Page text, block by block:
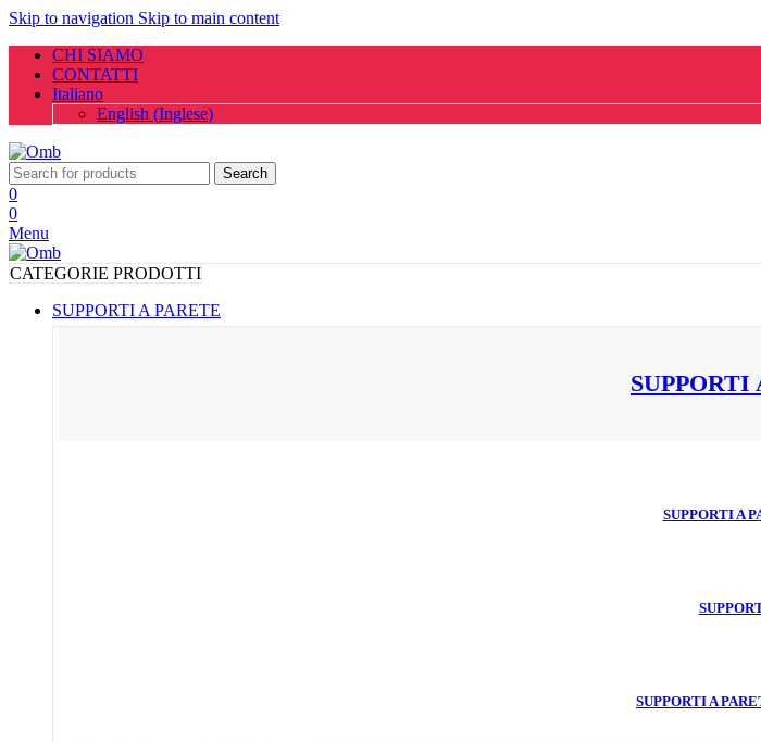
Skip to navigation Skip to main content
CHI SIAMO
CONTATTI
Italiano
English (Inglese)
Search
0
0
Menu
CATEGORIE PRODOTTI
SUPPORTI A PARETE
SUPPORTI
SUPPORTI A
SUPPORTI A